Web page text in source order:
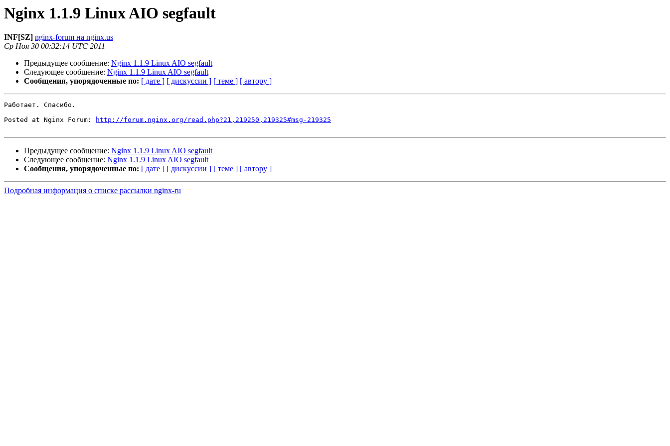
Nginx 1.1.9 Linux AIO segfault
INF[SZ] nginx-forum на nginx.us
Ср Ноя 30 00:32:14 UTC 2011
Предыдущее сообщение: Nginx 1.1.9 Linux AIO segfault
Следующее сообщение: Nginx 1.1.9 Linux AIO segfault
Сообщения, упорядоченные по: [ дате ] [ дискуссии ] [ теме ] [ автору ]
Работает. Спасибо.
Posted at Nginx Forum:
http://forum.nginx.org/read.php?21,219250,219325#msg-219325
Предыдущее сообщение: Nginx 1.1.9 Linux AIO segfault
Следующее сообщение: Nginx 1.1.9 Linux AIO segfault
Сообщения, упорядоченные по: [ дате ] [ дискуссии ] [ теме ] [ автору ]
Подробная информация о списке рассылки nginx-ru